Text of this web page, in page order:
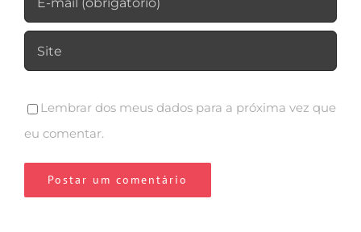
Lembrar dos meus dados para a próxima vez que
eu comentar.